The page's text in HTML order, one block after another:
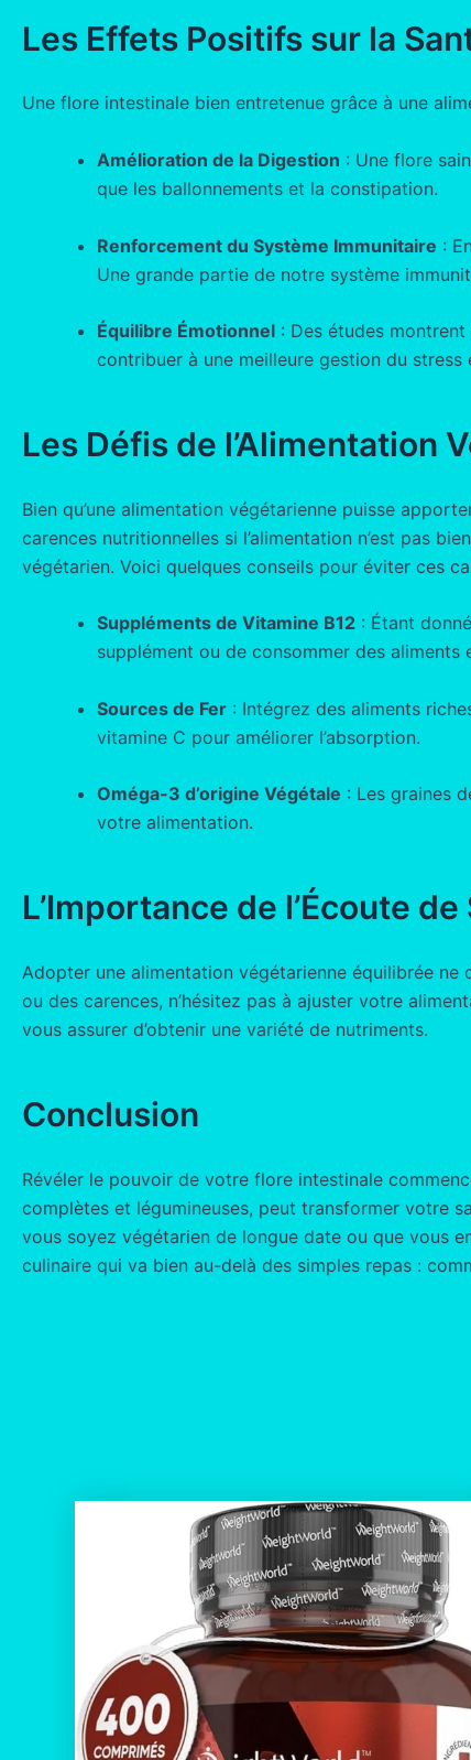
Les Effets Positifs sur la
Une flore intestinale bien entretenue grâce à une
Amélioration de la Digestion : Une flore
que les ballonnements et la constipation.
Renforcement du Système Immunitaire :
Une grande partie de notre système
Équilibre Émotionnel : Des études
contribuer à une meilleure gestion du
Les Défis de l’Alimentation
Bien qu’une alimentation végétarienne puisse
carences nutritionnelles si l’alimentation n’est pas
végétarien. Voici quelques conseils pour éviter ces
Suppléments de Vitamine B12 : Étant
supplément ou de consommer des aliments
Sources de Fer : Intégrez des aliments
vitamine C pour améliorer l’absorption.
Oméga-3 d’origine Végétale : Les graines
votre alimentation.
L’Importance de l’Écoute
Adopter une alimentation végétarienne équilibrée
ou des carences, n’hésitez pas à ajuster votre
vous assurer d’obtenir une variété de nutriments.
Conclusion
Révéler le pouvoir de votre flore intestinale
complètes et légumineuses, peut transformer votre
vous soyez végétarien de longue date ou que vous
culinaire qui va bien au-delà des simples repas :